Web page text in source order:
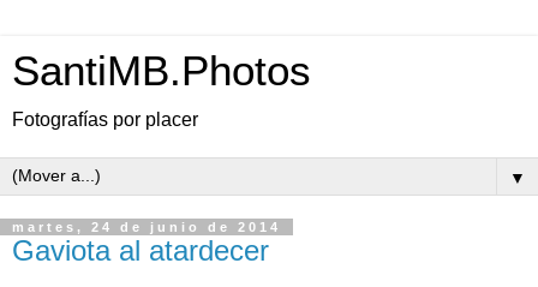
SantiMB.Photos
Fotografías por placer
▼
martes, 24 de junio de 2014
Gaviota al atardecer